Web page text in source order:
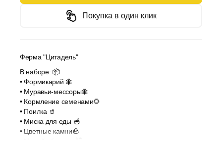
Покупка в один клик
Ферма "Цитадель"
В наборе: 📦
• Формикарий 🐜
• Муравьи-мессоры🐜
• Кормление семенами🌻
• Поилка 🥤
• Миска для еды 🥣
• Цветные камни🪨